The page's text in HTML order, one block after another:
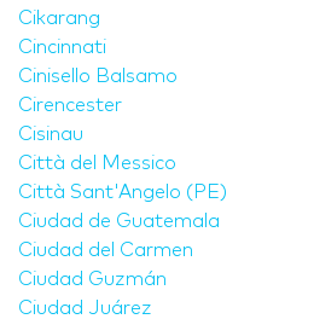
Cikarang
Cincinnati
Cinisello Balsamo
Cirencester
Cisinau
Città del Messico
Città Sant'Angelo (PE)
Ciudad de Guatemala
Ciudad del Carmen
Ciudad Guzmán
Ciudad Juárez